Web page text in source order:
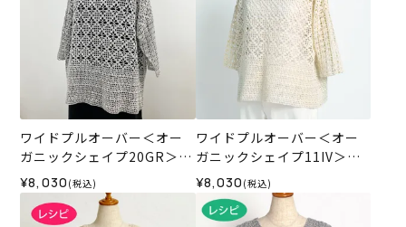
ワイドプルオーバー＜オー
ガニックシェイプ20GR＞
（編み物 材料セット）
¥8,030 (税込)
ワイドプルオーバー＜オー
ガニックシェイプ11IV＞
（編み物 材料セット）
¥8,030 (税込)